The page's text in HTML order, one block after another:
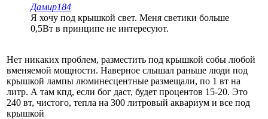
Дамир184
Я хочу под крышкой свет. Меня светики больше
0,5Вт в принципе не интересуют.
Нет никаких проблем, разместить под крышкой собы любой
вменяемой мощности. Наверное слышал раньше люди под
крышкой лампы люминесцентные размещали, по 1 вт на
литр. А там кпд, если бог даст, будет процентов 15-20. Это
240 вт, чистого, тепла на 300 литровый аквариум и все под
крышкой